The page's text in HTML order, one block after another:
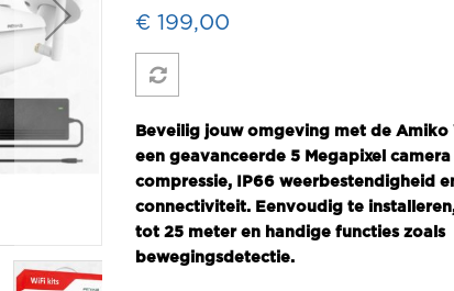
€ 199,00
Beveilig jouw omgeving met de Amiko
een geavanceerde 5 Megapixel
compressie, IP66 weerbestendigheid
connectiviteit. Eenvoudig te
tot 25 meter en handige functies zoals
bewegingsdetectie.